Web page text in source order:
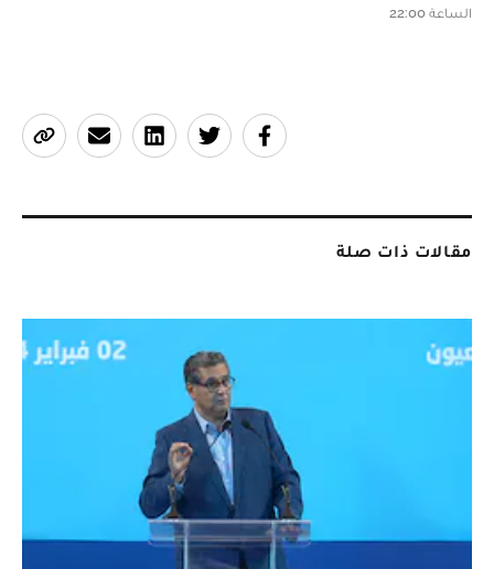
الساعة 22:00
مقالات ذات صلة